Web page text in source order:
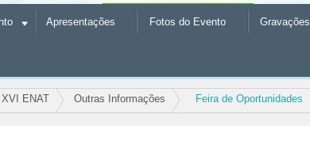
Apresentações Fotos do Evento Gravações
XVI ENAT Outras Informações Feira de Oportunidades